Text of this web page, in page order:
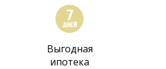
Выгодная
ипотека